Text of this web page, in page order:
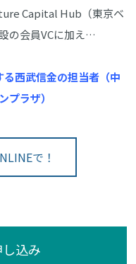
Capital Hub（東京ベ
の会員VCに加え…
る西武信金の担当者（中
プラザ）
で！
込み